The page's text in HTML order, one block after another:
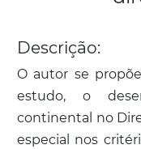
Descrição:
O autor se
estudo, o
continental no
especial nos